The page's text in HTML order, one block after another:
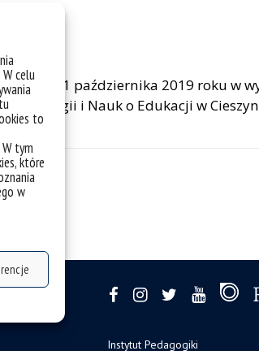
celu
to
tym
które
w
powstał 1 października 2019 roku w
Etnologii i Nauk o Edukacji w
Instytut Pedagogiki